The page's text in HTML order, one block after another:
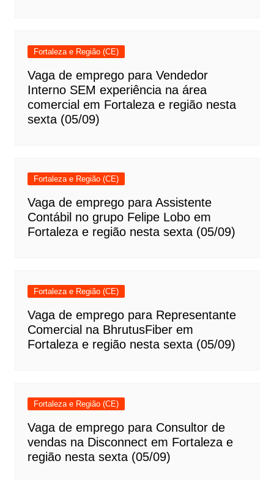
Fortaleza e Região (CE)
Vaga de emprego para Vendedor
Interno SEM experiência na área
comercial em Fortaleza e região nesta
sexta (05/09)
Fortaleza e Região (CE)
Vaga de emprego para Assistente
Contábil no grupo Felipe Lobo em
Fortaleza e região nesta sexta (05/09)
Fortaleza e Região (CE)
Vaga de emprego para Representante
Comercial na BhrutusFiber em
Fortaleza e região nesta sexta (05/09)
Fortaleza e Região (CE)
Vaga de emprego para Consultor de
vendas na Disconnect em Fortaleza e
região nesta sexta (05/09)